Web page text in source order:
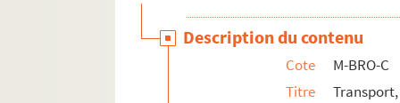
Description du contenu
Cote
M-BRO-C
Titre